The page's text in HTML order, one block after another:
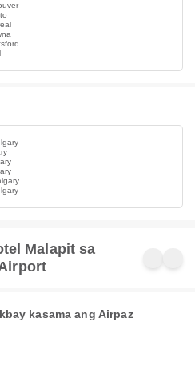
Malapit sa
kasama ang Airpaz